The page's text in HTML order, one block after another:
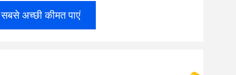
सबसे अच्छी कीमत पाएं